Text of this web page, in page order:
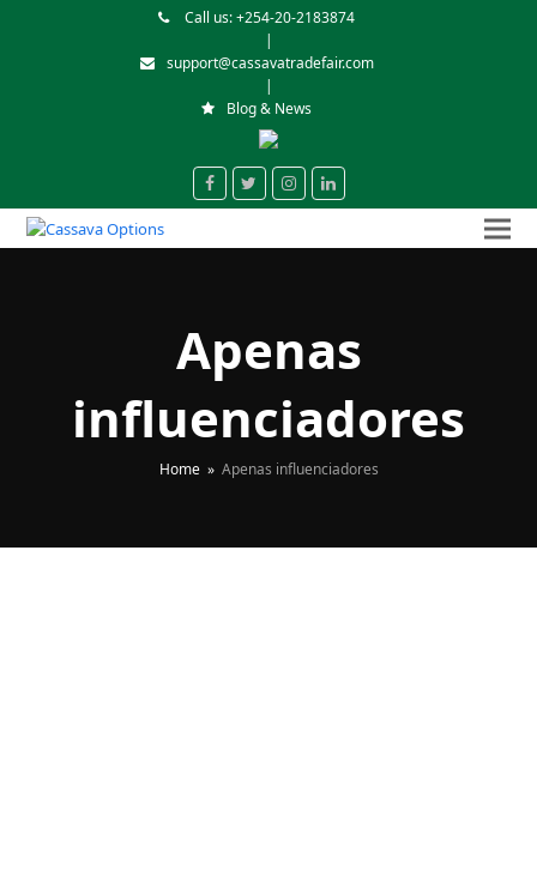
Call us: +254-20-2183874
|
support@cassavatradefair.com
|
Blog & News
Facebook
TwitterInstagram
LinkedIn
Apenas
influenciadores
Home » Apenas influenciadores